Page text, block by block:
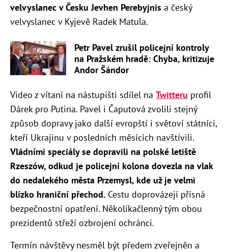
velvyslanec v Česku Jevhen Perebyjnis a český
velvyslanec v Kyjevě Radek Matula.
Petr Pavel zrušil policejní kontroly
na Pražském hradě: Chyba, kritizuje
Andor Šándor
Video z vítaní na nástupišti sdílel na Twitteru profil
Dárek pro Putina. Pavel i Čaputová zvolili stejný
způsob dopravy jako další evropští i světoví státníci,
kteří Ukrajinu v posledních měsících navštívili.
Vládními speciály se dopravili na polské letiště
Rzeszów, odkud je policejní kolona dovezla na vlak
do nedalekého města Przemysl, kde už je velmi
blízko hraniční přechod. Cestu doprovázejí přísná
bezpečnostní opatření. Několikačlenný tým obou
prezidentů střeží ozbrojení ochránci.
Termín návštěvy nesměl být předem zveřejněn a